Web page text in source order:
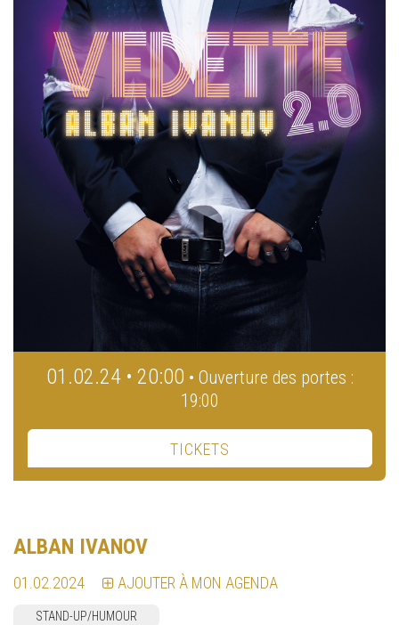
01.02.24 • 20:00 • Ouverture des portes :
19:00
TICKETS
ALBAN IVANOV
01.02.2024 AJOUTER À MON AGENDA
STAND-UP/HUMOUR